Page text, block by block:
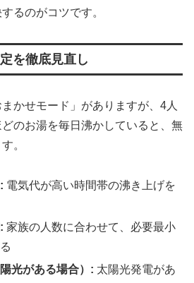
るのがコツです。
を徹底見直し
かせモード」がありますが、4人
のお湯を毎日沸かしていると、無
。
電気代が高い時間帯の沸き上げを
家族の人数に合わせて、必要最小
光がある場合）: 太陽光発電があ